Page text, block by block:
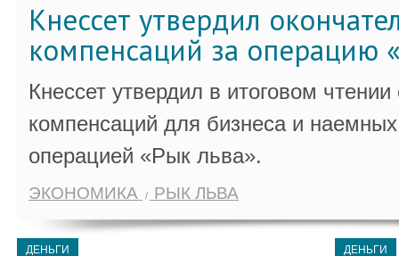
Кнессет утвердил
компенсаций за операцию
Кнессет утвердил в итоговом
компенсаций для бизнеса и
операцией «Рык льва».
ЭКОНОМИКА РЫК ЛЬВА
ДЕНЬГИ ДЕНЬГИ